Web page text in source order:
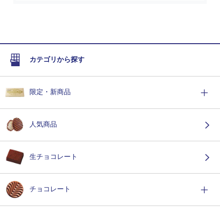
カテゴリから探す
限定・新商品
人気商品
生チョコレート
チョコレート